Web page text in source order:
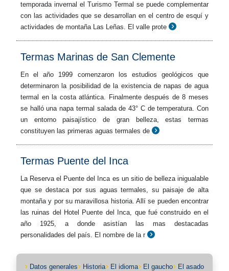
temporada invernal el Turismo Termal se puede complementar
con las actividades que se desarrollan en el centro de esquí y
actividades de montaña Las Leñas. El valle prote
Termas Marinas de San Clemente
En el año 1999 comenzaron los estudios geológicos que
determinaron la posibilidad de la existencia de napas de agua
termal en la costa atlántica. Finalmente después de 8 meses
se halló una napa termal salada de 43° C de temperatura. Con
un entorno paisajístico de gran belleza, estas termas
constituyen las primeras aguas termales de
Termas Puente del Inca
La Reserva el Puente del Inca es un sitio de belleza inigualable
que se destaca por sus aguas termales, su paisaje de alta
montaña y por su maravillosa historia. Allí se pueden encontrar
las ruinas del Hotel Puente del Inca, que fué construido en el
año 1925, a donde asistían las mas destacadas
personalidades del país. El nombre de la r
Datos generales Historia El idioma El gaucho
El asado